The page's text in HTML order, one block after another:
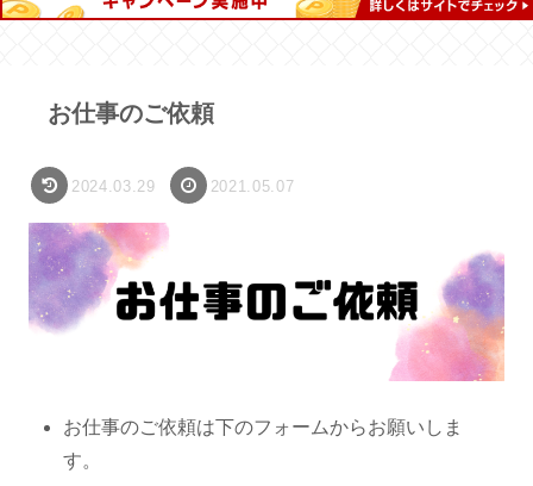
お仕事のご依頼
2024.03.29 2021.05.07
お仕事のご依頼は下のフォームからお願いしま
す。